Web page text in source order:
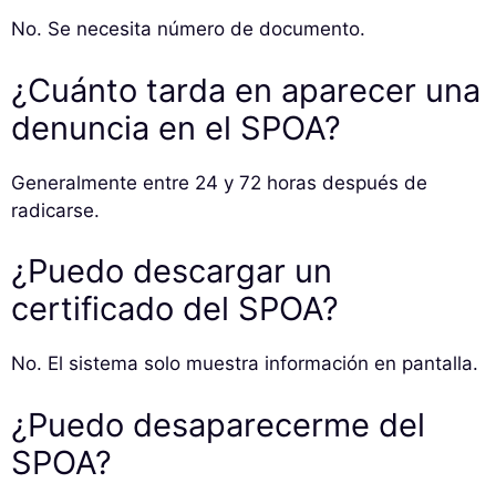
No. Se necesita número de documento.
¿Cuánto tarda en aparecer una
denuncia en el SPOA?
Generalmente entre 24 y 72 horas después de
radicarse.
¿Puedo descargar un
certificado del SPOA?
No. El sistema solo muestra información en pantalla.
¿Puedo desaparecerme del
SPOA?